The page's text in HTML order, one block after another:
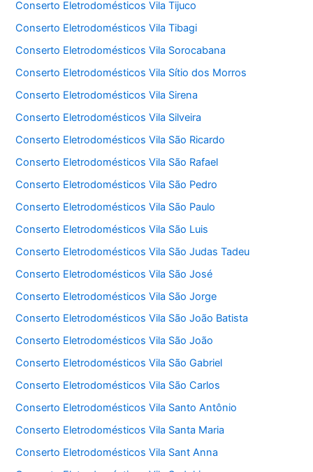
Conserto Eletrodomésticos Vila Tijuco
Conserto Eletrodomésticos Vila Tibagi
Conserto Eletrodomésticos Vila Sorocabana
Conserto Eletrodomésticos Vila Sítio dos Morros
Conserto Eletrodomésticos Vila Sirena
Conserto Eletrodomésticos Vila Silveira
Conserto Eletrodomésticos Vila São Ricardo
Conserto Eletrodomésticos Vila São Rafael
Conserto Eletrodomésticos Vila São Pedro
Conserto Eletrodomésticos Vila São Paulo
Conserto Eletrodomésticos Vila São Luis
Conserto Eletrodomésticos Vila São Judas Tadeu
Conserto Eletrodomésticos Vila São José
Conserto Eletrodomésticos Vila São Jorge
Conserto Eletrodomésticos Vila São João Batista
Conserto Eletrodomésticos Vila São João
Conserto Eletrodomésticos Vila São Gabriel
Conserto Eletrodomésticos Vila São Carlos
Conserto Eletrodomésticos Vila Santo Antônio
Conserto Eletrodomésticos Vila Santa Maria
Conserto Eletrodomésticos Vila Sant Anna